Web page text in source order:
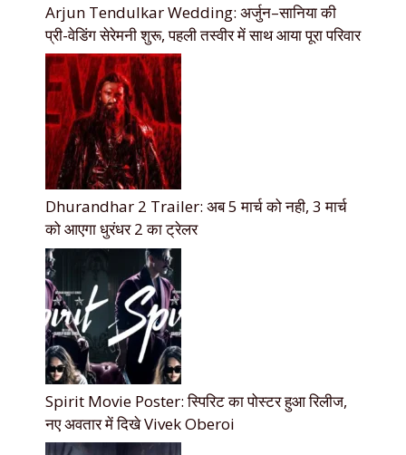
Arjun Tendulkar Wedding: अर्जुन–सानिया की
प्री-वेडिंग सेरेमनी शुरू, पहली तस्वीर में साथ आया पूरा परिवार
Dhurandhar 2 Trailer: अब 5 मार्च को नही, 3 मार्च
को आएगा धुरंधर 2 का ट्रेलर
Spirit Movie Poster: स्पिरिट का पोस्टर हुआ रिलीज,
नए अवतार में दिखे Vivek Oberoi